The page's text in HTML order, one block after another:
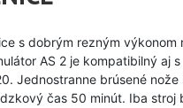
s dobrým rezným
AS 2 je kompatibilný aj
Jednostranne brúsené
čas 50 minút. Iba stroj